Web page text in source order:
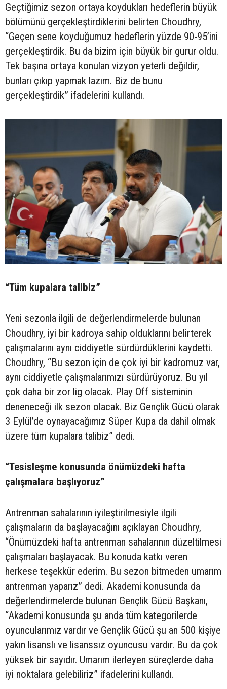
Geçtiğimiz sezon ortaya koydukları hedeflerin büyük
bölümünü gerçekleştirdiklerini belirten Choudhry,
“Geçen sene koyduğumuz hedeflerin yüzde 90-95’ini
gerçekleştirdik. Bu da bizim için büyük bir gurur oldu.
Tek başına ortaya konulan vizyon yeterli değildir,
bunları çıkıp yapmak lazım. Biz de bunu
gerçekleştirdik” ifadelerini kullandı.
“Tüm kupalara talibiz”
Yeni sezonla ilgili de değerlendirmelerde bulunan
Choudhry, iyi bir kadroya sahip olduklarını belirterek
çalışmalarını aynı ciddiyetle sürdürdüklerini kaydetti.
Choudhry, “Bu sezon için de çok iyi bir kadromuz var,
aynı ciddiyetle çalışmalarımızı sürdürüyoruz. Bu yıl
çok daha bir zor lig olacak. Play Off sisteminin
deneneceği ilk sezon olacak. Biz Gençlik Gücü olarak
3 Eylül’de oynayacağımız Süper Kupa da dahil olmak
üzere tüm kupalara talibiz” dedi.
“Tesisleşme konusunda önümüzdeki hafta
çalışmalara başlıyoruz”
Antrenman sahalarının iyileştirilmesiyle ilgili
çalışmaların da başlayacağını açıklayan Choudhry,
“Önümüzdeki hafta antrenman sahalarının düzeltilmesi
çalışmaları başlayacak. Bu konuda katkı veren
herkese teşekkür ederim. Bu sezon bitmeden umarım
antrenman yaparız” dedi. Akademi konusunda da
değerlendirmelerde bulunan Gençlik Gücü Başkanı,
“Akademi konusunda şu anda tüm kategorilerde
oyuncularımız vardır ve Gençlik Gücü şu an 500 kişiye
yakın lisanslı ve lisanssız oyuncusu vardır. Bu da çok
yüksek bir sayıdır. Umarım ilerleyen süreçlerde daha
iyi noktalara gelebiliriz” ifadelerini kullandı.